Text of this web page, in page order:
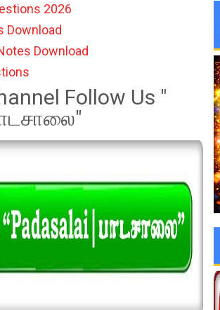
2026
Download
Download
Follow Us "